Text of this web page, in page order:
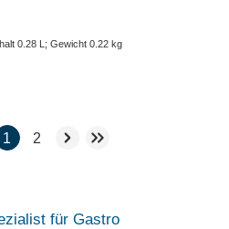
0.28 L; Gewicht 0.22 kg
1 2
für Gastro